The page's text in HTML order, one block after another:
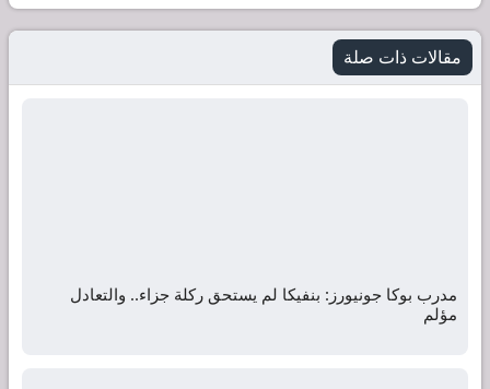
مقالات ذات صلة
مدرب بوكا جونيورز: بنفيكا لم يستحق ركلة جزاء.. والتعادل
مؤلم